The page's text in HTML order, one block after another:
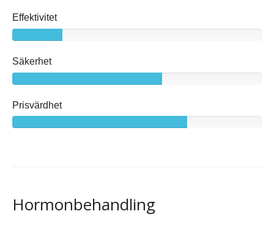
Effektivitet
Säkerhet
Prisvärdhet
Hormonbehandling